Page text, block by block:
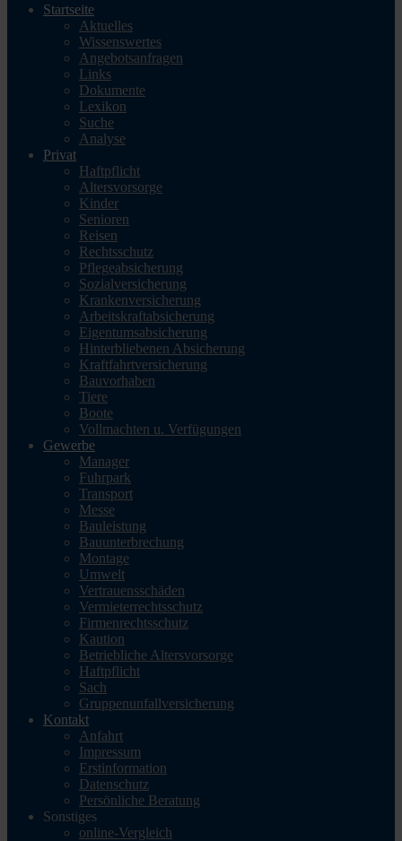
Startseite
Aktuelles
Wissenswertes
Angebotsanfragen
Links
Dokumente
Lexikon
Suche
Analyse
Privat
Haftpflicht
Altersvorsorge
Kinder
Senioren
Reisen
Rechtsschutz
Pflegeabsicherung
Sozialversicherung
Krankenversicherung
Arbeitskraftabsicherung
Eigentumsabsicherung
Hinterbliebenen Absicherung
Kraftfahrtversicherung
Bauvorhaben
Tiere
Boote
Vollmachten u. Verfügungen
Gewerbe
Manager
Fuhrpark
Transport
Messe
Bauleistung
Bauunterbrechung
Montage
Umwelt
Vertrauensschäden
Vermieterrechtsschutz
Firmenrechtsschutz
Kaution
Betriebliche Altersvorsorge
Haftpflicht
Sach
Gruppenunfallversicherung
Kontakt
Anfahrt
Impressum
Erstinformation
Datenschutz
Persönliche Beratung
Sonstiges
online-Vergleich